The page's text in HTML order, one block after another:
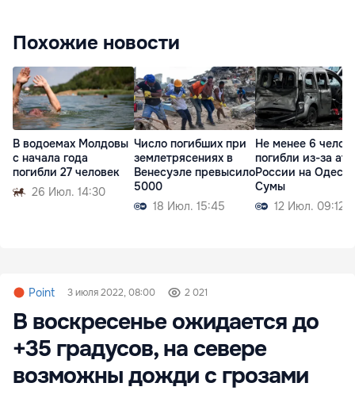
Похожие новости
В водоемах Молдовы
с начала года
погибли 27 человек
26 Июл. 14:30
Число погибших при
землетрясениях в
Венесуэле превысило
5000
18 Июл. 15:45
Не менее 6
погибли из-за
России на
Сумы
12 Июл. 09:12
Point 3 июля 2022, 08:00 2 021
В воскресенье ожидается до
+35 градусов, на севере
возможны дожди с грозами